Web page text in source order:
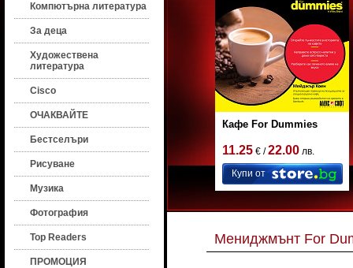
Компютърна литература
За деца
Художествена
литература
Cisco
ОЧАКВАЙТЕ
Бестселъри
Рисуване
Музика
Фотография
Top Readers
ПРОМОЦИЯ
Кафе For Dummies
11.25 € /22.00 лв.
Купи от
Мениджмънт For